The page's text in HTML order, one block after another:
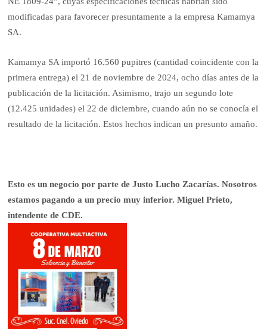
modificadas para favorecer presuntamente a la empresa Kamamya
SA.
Kamamya SA importó 16.560 pupitres (cantidad coincidente con la
primera entrega) el 21 de noviembre de 2024, ocho días antes de la
publicación de la licitación. Asimismo, trajo un segundo lote
(12.425 unidades) el 22 de diciembre, cuando aún no se conocía el
resultado de la licitación. Estos hechos indican un presunto amaño.
Esto es un negocio por parte de Justo Lucho Zacarías. Nosotros
estamos pagando a un precio muy inferior. Miguel Prieto,
intendente de CDE.